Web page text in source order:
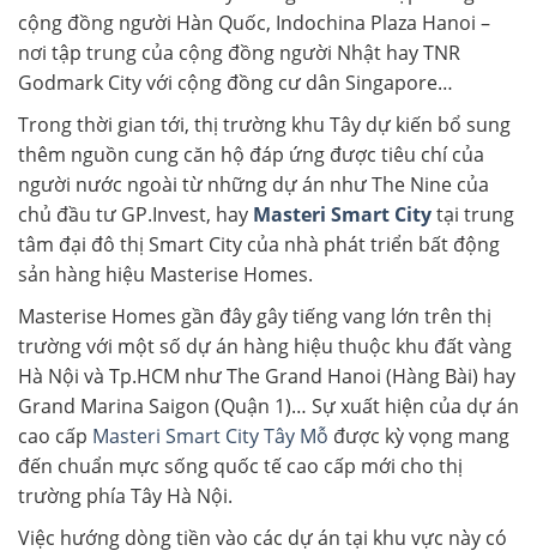
cộng đồng người Hàn Quốc, Indochina Plaza Hanoi –
nơi tập trung của cộng đồng người Nhật hay TNR
Godmark City với cộng đồng cư dân Singapore…
Trong thời gian tới, thị trường khu Tây dự kiến bổ sung
thêm nguồn cung căn hộ đáp ứng được tiêu chí của
người nước ngoài từ những dự án như The Nine của
chủ đầu tư GP.Invest, hay Masteri Smart Citytại trung
tâm đại đô thị Smart City của nhà phát triển bất động
sản hàng hiệu Masterise Homes.
Masterise Homes gần đây gây tiếng vang lớn trên thị
trường với một số dự án hàng hiệu thuộc khu đất vàng
Hà Nội và Tp.HCM như The Grand Hanoi (Hàng Bài) hay
Grand Marina Saigon (Quận 1)… Sự xuất hiện của dự án
cao cấp Masteri Smart City Tây Mỗ được kỳ vọng mang
đến chuẩn mực sống quốc tế cao cấp mới cho thị
trường phía Tây Hà Nội.
Việc hướng dòng tiền vào các dự án tại khu vực này có